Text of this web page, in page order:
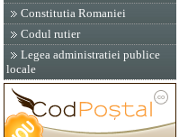
Constitutia Romaniei
Codul rutier
Legea administratiei publice
locale